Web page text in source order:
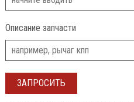
Описание запчасти